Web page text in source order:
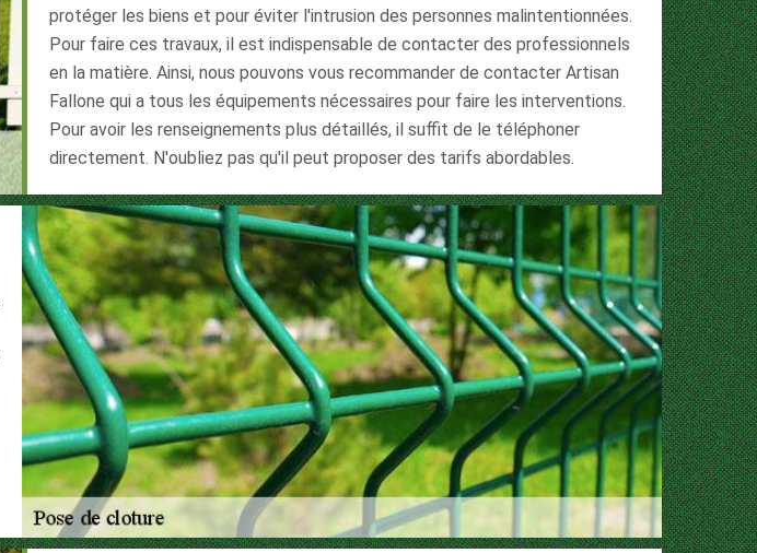
protéger les biens et pour éviter l'intrusion des personnes malintentionnées.
Pour faire ces travaux, il est indispensable de contacter des professionnels
en la matière. Ainsi, nous pouvons vous recommander de contacter Artisan
Fallone qui a tous les équipements nécessaires pour faire les interventions.
Pour avoir les renseignements plus détaillés, il suffit de le téléphoner
directement. N'oubliez pas qu'il peut proposer des tarifs abordables.